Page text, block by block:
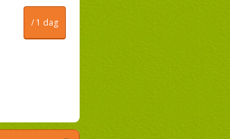
/ 1 dag